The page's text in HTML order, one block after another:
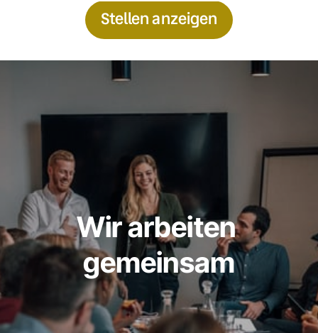
Stellen anzeigen
Wir arbeiten
gemeinsam